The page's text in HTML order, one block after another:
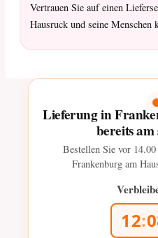
Vertrauen Sie auf einen
Hausruck und seine Menschen
Lieferung in
bereits am
Bestellen Sie vor 14.00
Frankenburg am
12: